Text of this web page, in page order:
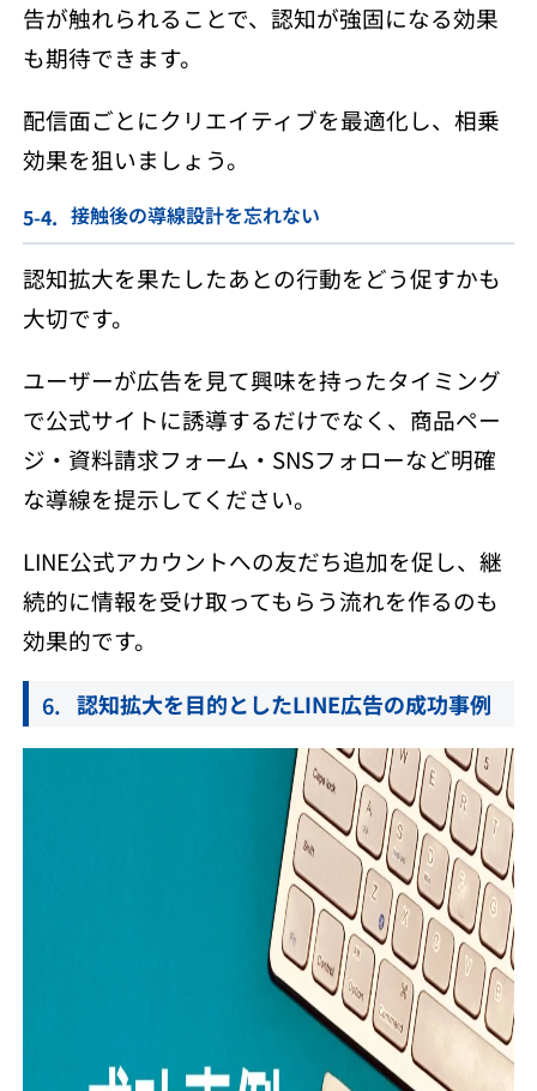
告が触れられることで、認知が強固になる効果
も期待できます。
配信面ごとにクリエイティブを最適化し、相乗
効果を狙いましょう。
接触後の導線設計を忘れない
認知拡大を果たしたあとの行動をどう促すかも
大切です。
ユーザーが広告を見て興味を持ったタイミング
で公式サイトに誘導するだけでなく、商品ペー
ジ・資料請求フォーム・SNSフォローなど明確
な導線を提示してください。
LINE公式アカウントへの友だち追加を促し、継
続的に情報を受け取ってもらう流れを作るのも
効果的です。
認知拡大を目的としたLINE広告の成功事例